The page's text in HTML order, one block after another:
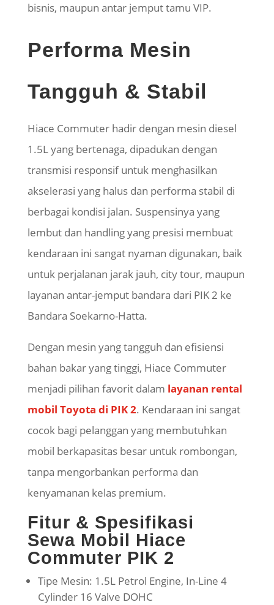
bisnis, maupun antar jemput tamu VIP.
Performa Mesin
Tangguh & Stabil
Hiace Commuter hadir dengan mesin diesel
1.5L yang bertenaga, dipadukan dengan
transmisi responsif untuk menghasilkan
akselerasi yang halus dan performa stabil di
berbagai kondisi jalan. Suspensinya yang
lembut dan handling yang presisi membuat
kendaraan ini sangat nyaman digunakan, baik
untuk perjalanan jarak jauh, city tour, maupun
layanan antar-jemput bandara dari PIK 2 ke
Bandara Soekarno-Hatta.
Dengan mesin yang tangguh dan efisiensi
bahan bakar yang tinggi, Hiace Commuter
menjadi pilihan favorit dalam layanan rental
mobil Toyota di PIK 2. Kendaraan ini sangat
cocok bagi pelanggan yang membutuhkan
mobil berkapasitas besar untuk rombongan,
tanpa mengorbankan performa dan
kenyamanan kelas premium.
Fitur & Spesifikasi
Sewa Mobil Hiace
Commuter PIK 2
Tipe Mesin: 1.5L Petrol Engine, In-Line 4
Cylinder 16 Valve DOHC